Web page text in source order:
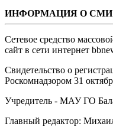
ИНФОРМАЦИЯ О СМИ
Сетевое средство
сайт в сети интернет
Свидетельство о
Роскомнадзором 31
Учредитель - МАУ ГО
Главный редактор: